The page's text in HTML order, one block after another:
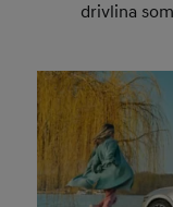
drivlina